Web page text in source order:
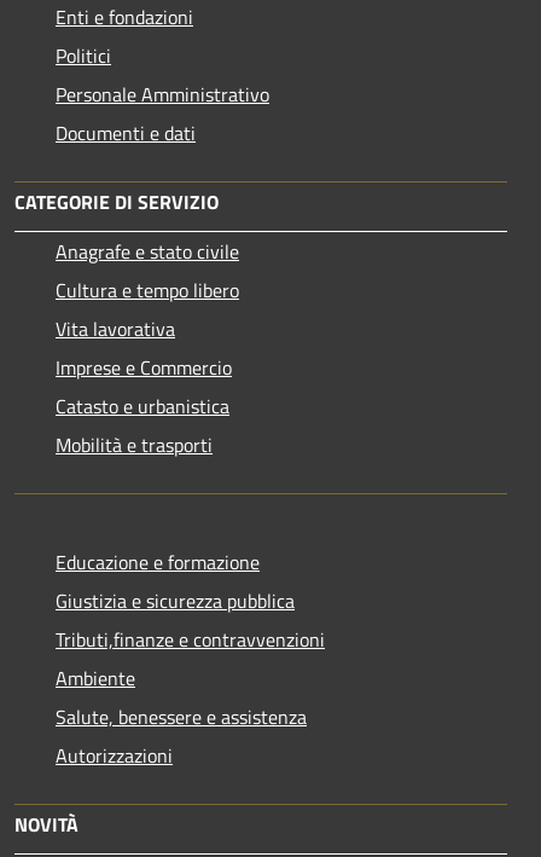
Enti e fondazioni
Politici
Personale Amministrativo
Documenti e dati
CATEGORIE DI SERVIZIO
Anagrafe e stato civile
Cultura e tempo libero
Vita lavorativa
Imprese e Commercio
Catasto e urbanistica
Mobilità e trasporti
Educazione e formazione
Giustizia e sicurezza pubblica
Tributi,finanze e contravvenzioni
Ambiente
Salute, benessere e assistenza
Autorizzazioni
NOVITÀ